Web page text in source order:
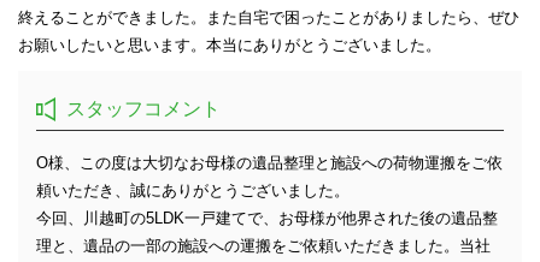
終えることができました。また自宅で困ったことがありましたら、ぜひ
お願いしたいと思います。本当にありがとうございました。
スタッフコメント
O様、この度は大切なお母様の遺品整理と施設への荷物運搬をご依
頼いただき、誠にありがとうございました。
今回、川越町の5LDK一戸建てで、お母様が他界された後の遺品整
理と、遺品の一部の施設への運搬をご依頼いただきました。当社